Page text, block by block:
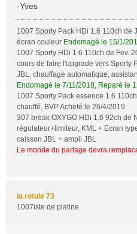
-Yves
1007 Sporty Pack HDi 1.6 110ch de
écran couleur Endomagé le 15/1/
1007 Sporty HDi 1.6 110ch de Fev.
cours de faire l'upgrade vers Sporty
JBL, chauffage automatique,
Endomagé le 7/11/2018, Reparé le
1007 Sporty Pack essence 1.6
chauffé, BVP Acheté le 26/4/2019
307 break OXYGO HDi 1.6 92ch de
régulateur+limiteur, KML + Ecran
caisson JBL + ampli JBL
Le monde du partage devra
la rotule 73
1007iste de platine